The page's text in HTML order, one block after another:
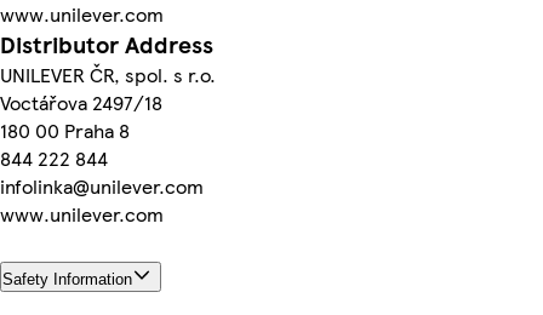
www.unilever.com
Distributor Address
UNILEVER ČR, spol. s r.o.
Voctářova 2497/18
180 00 Praha 8
844 222 844
infolinka@unilever.com
www.unilever.com
Safety Information